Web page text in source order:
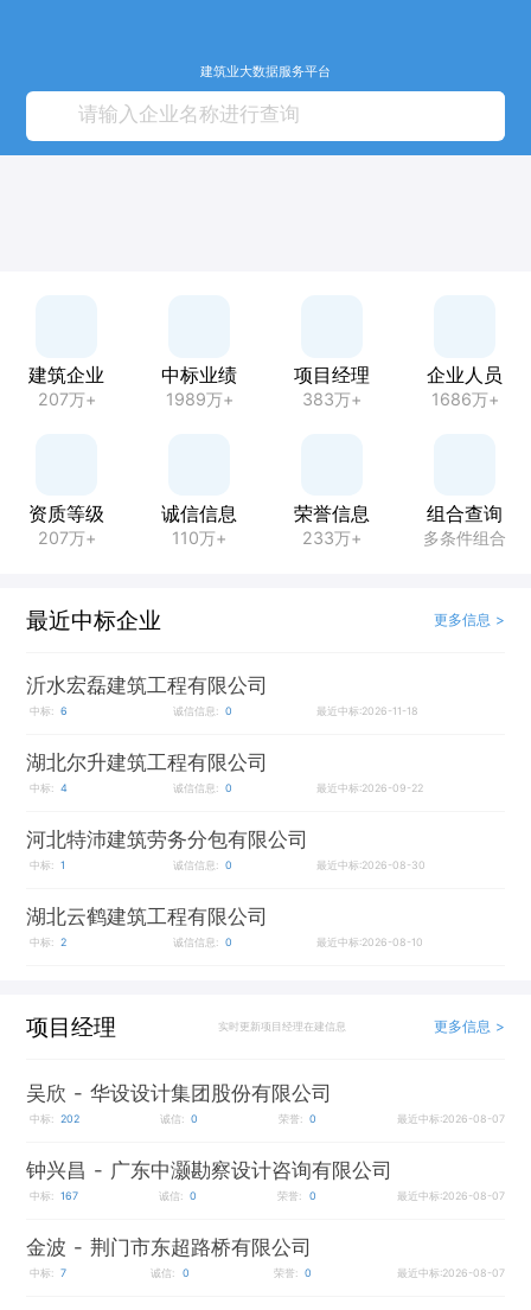
建筑业大数据服务平台
建筑企业
207万+
中标业绩
1989万+
项目经理
383万+
企业人员
1686万+
资质等级
207万+
诚信信息
110万+
荣誉信息
233万+
组合查询
多条件组合
最近中标企业 更多信息 >
沂水宏磊建筑工程有限公司
中标: 6 诚信信息: 0 最近中标:2026-11-18
湖北尔升建筑工程有限公司
中标: 4 诚信信息: 0 最近中标:2026-09-22
河北特沛建筑劳务分包有限公司
中标: 1 诚信信息: 0 最近中标:2026-08-30
湖北云鹤建筑工程有限公司
中标: 2 诚信信息: 0 最近中标:2026-08-10
项目经理 实时更新项目经理在建信息 更多信息 >
吴欣 - 华设设计集团股份有限公司
中标: 202 诚信: 0 荣誉: 0 最近中标:2026-08-07
钟兴昌 - 广东中灏勘察设计咨询有限公司
中标: 167 诚信: 0 荣誉: 0 最近中标:2026-08-07
金波 - 荆门市东超路桥有限公司
中标: 7 诚信: 0 荣誉: 0 最近中标:2026-08-07